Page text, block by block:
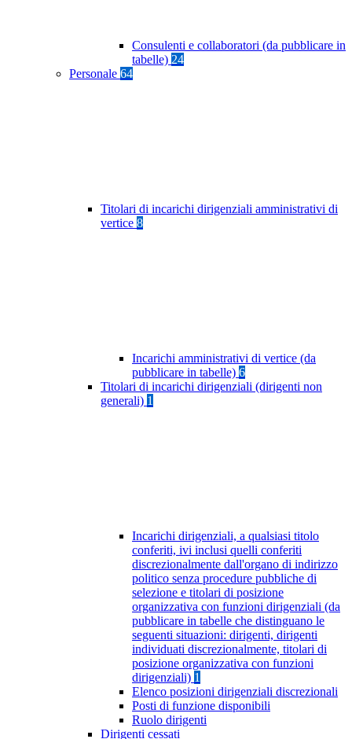
Consulenti e collaboratori (da pubblicare in
tabelle) 24
Personale 64
Titolari di incarichi dirigenziali amministrativi di
vertice 8
Incarichi amministrativi di vertice (da
pubblicare in tabelle) 6
Titolari di incarichi dirigenziali (dirigenti non
generali) 1
Incarichi dirigenziali, a qualsiasi titolo
conferiti, ivi inclusi quelli conferiti
discrezionalmente dall'organo di indirizzo
politico senza procedure pubbliche di
selezione e titolari di posizione
organizzativa con funzioni dirigenziali (da
pubblicare in tabelle che distinguano le
seguenti situazioni: dirigenti, dirigenti
individuati discrezionalmente, titolari di
posizione organizzativa con funzioni
dirigenziali) 1
Elenco posizioni dirigenziali discrezionali
Posti di funzione disponibili
Ruolo dirigenti
Dirigenti cessati